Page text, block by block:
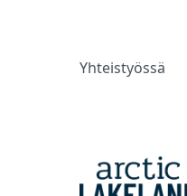
Yhteistyössä